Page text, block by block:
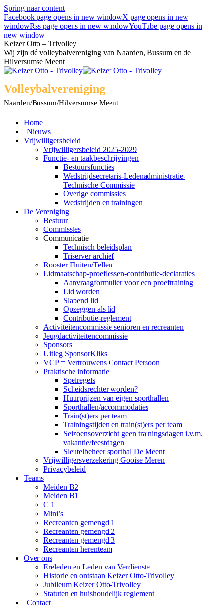
Spring naar content
Facebook page opens in new windowX page opens in new
windowRss page opens in new windowYouTube page opens in
new window
Keizer Otto – Trivolley
Wij zijn dé volleybalvereniging van Naarden, Bussum en de
Hilversumse Meent
Volleybalvereniging
Naarden/Bussum/Hilversumse Meent
Home
Nieuws
Vrijwilligersbeleid
Vrijwilligersbeleid 2025-2029
Functie- en taakbeschrijvingen
Bestuursfuncties
Wedstrijdsecretaris-Ledenadministratie-
Technische Commissie
Overige commissies
Wedstrijden en trainingen
De Vereniging
Bestuur
Commissies
Communicatie
Technisch beleidsplan
Triserver archief
Rooster Fluiten/Tellen
Lidmaatschap-proeflessen-contributie-declaraties
Aanvraagformulier voor een proeftraining
Lid worden
Slapend lid
Opzeggen als lid
Contributie-reglement
Activiteitencommissie senioren en recreanten
Jeugdactiviteitencommissie
Sponsors
Uitleg SponsorKliks
VCP = Vertrouwens Contact Persoon
Praktische informatie
Spelregels
Scheidsrechter worden?
Huurprijzen van eigen sporthallen
Sporthallen/accommodaties
Train(st)ers per team
Trainingstijden en train(st)ers per team
Seizoensoverzicht geen trainingsdagen i.v.m.
vakantie/feestdagen
Sleutelbeheer sporthal De Meent
Vrijwilligersverzekering Gooise Meren
Privacybeleid
Teams
Meiden B2
Meiden B1
C 1
Mini’s
Recreanten gemengd 1
Recreanten gemengd 2
Recreanten gemengd 3
Recreanten herenteam
Over ons
Ereleden en Leden van Verdienste
Historie en ontstaan Keizer Otto-Trivolley
Jubileum Keizer Otto-Trivolley
Statuten en huishoudelijk reglement
Contact